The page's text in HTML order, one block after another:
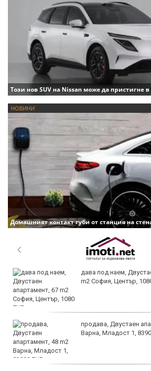
Този нов SUV на Nissan може да пристигне
НОВИНИ
Домашният контакт губи от станция на
дава под наем,
m2 София, Център,
продава, Двустаен
Варна, Младост 1,